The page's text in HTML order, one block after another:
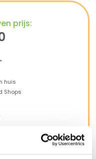
prijs:
huis
Shops